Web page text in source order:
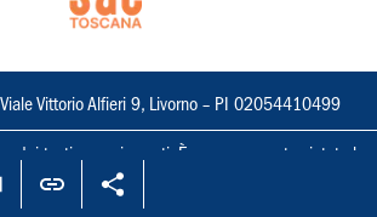
Viale Vittorio Alfieri 9, Livorno – PI 02054410499
dei testi sono riservati. È espressamente vietata la
qualsiasi mezzo e l'adattamento totale o parziale.